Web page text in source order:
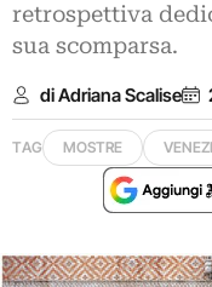
retrospettiva
sua scomparsa.
di Adriana Scalise
TAG MOSTRE